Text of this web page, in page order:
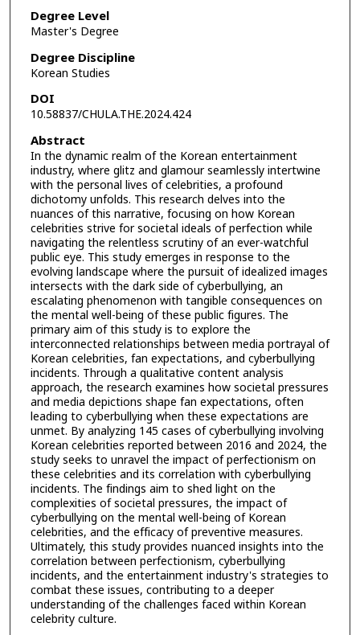
Degree Level
Master's Degree
Degree Discipline
Korean Studies
DOI
10.58837/CHULA.THE.2024.424
Abstract
In the dynamic realm of the Korean entertainment
industry, where glitz and glamour seamlessly intertwine
with the personal lives of celebrities, a profound
dichotomy unfolds. This research delves into the
nuances of this narrative, focusing on how Korean
celebrities strive for societal ideals of perfection while
navigating the relentless scrutiny of an ever-watchful
public eye. This study emerges in response to the
evolving landscape where the pursuit of idealized images
intersects with the dark side of cyberbullying, an
escalating phenomenon with tangible consequences on
the mental well-being of these public figures. The
primary aim of this study is to explore the
interconnected relationships between media portrayal of
Korean celebrities, fan expectations, and cyberbullying
incidents. Through a qualitative content analysis
approach, the research examines how societal pressures
and media depictions shape fan expectations, often
leading to cyberbullying when these expectations are
unmet. By analyzing 145 cases of cyberbullying involving
Korean celebrities reported between 2016 and 2024, the
study seeks to unravel the impact of perfectionism on
these celebrities and its correlation with cyberbullying
incidents. The findings aim to shed light on the
complexities of societal pressures, the impact of
cyberbullying on the mental well-being of Korean
celebrities, and the efficacy of preventive measures.
Ultimately, this study provides nuanced insights into the
correlation between perfectionism, cyberbullying
incidents, and the entertainment industry's strategies to
combat these issues, contributing to a deeper
understanding of the challenges faced within Korean
celebrity culture.